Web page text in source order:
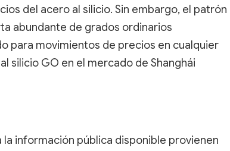
del acero al silicio. Sin embargo, el patrón
abundante de grados ordinarios
para movimientos de precios en cualquier
silicio GO en el mercado de Shanghái
información pública disponible provienen